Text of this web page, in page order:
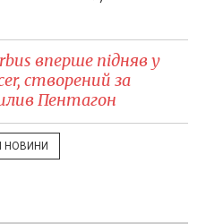
вперше підняв у
створений за
Пентагон
НОВИНИ